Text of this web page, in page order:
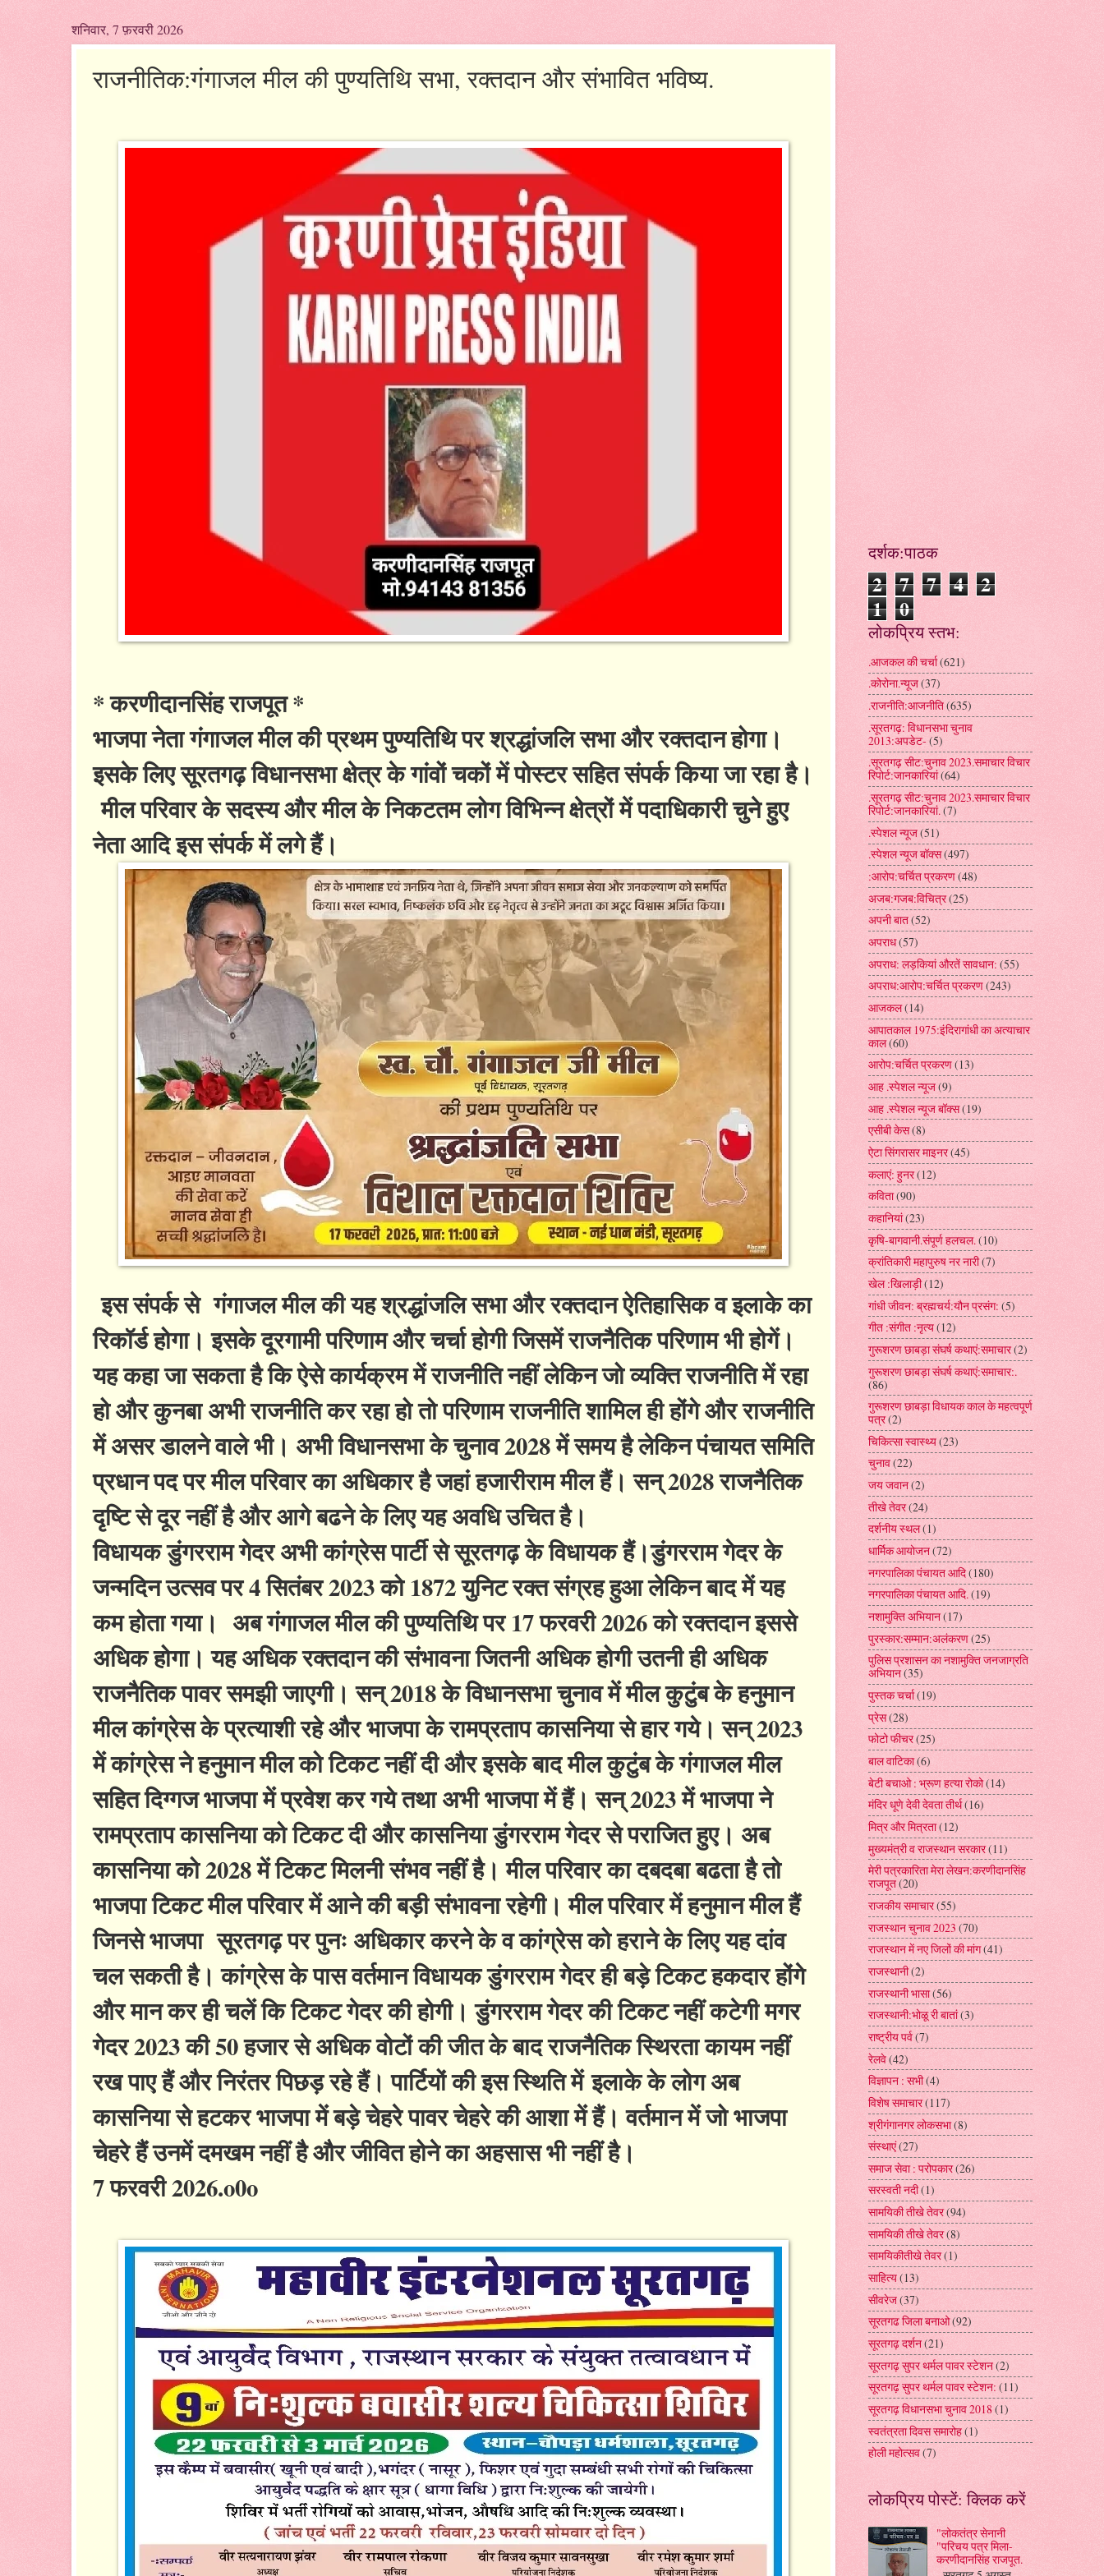
शनिवार, 7 फ़रवरी 2026
राजनीतिक:गंगाजल मील की पुण्यतिथि सभा, रक्तदान और संभावित भविष्य.
* करणीदानसिंह राजपूत *
भाजपा नेता गंगाजल मील की प्रथम पुण्यतिथि पर श्रद्धांजलि सभा और रक्तदान होगा।
इसके लिए सूरतगढ़ विधानसभा क्षेत्र के गांवों चकों में पोस्टर सहित संपर्क किया जा रहा है।
मील परिवार के सदस्य और मील के निकटतम लोग विभिन्न क्षेत्रों में पदाधिकारी चुने हुए
नेता आदि इस संपर्क में लगे हैं।
इस संपर्क से गंगाजल मील की यह श्रद्धांजलि सभा और रक्तदान ऐतिहासिक व इलाके का
रिकॉर्ड होगा। इसके दूरगामी परिणाम और चर्चा होगी जिसमें राजनैतिक परिणाम भी होगें।
यह कहा जा सकता है कि ऐसे कार्यक्रम में राजनीति नहीं लेकिन जो व्यक्ति राजनीति में रहा
हो और कुनबा अभी राजनीति कर रहा हो तो परिणाम राजनीति शामिल ही होंगे और राजनीति
में असर डालने वाले भी। अभी विधानसभा के चुनाव 2028 में समय है लेकिन पंचायत समिति
प्रधान पद पर मील परिवार का अधिकार है जहां हजारीराम मील हैं। सन् 2028 राजनैतिक
दृष्टि से दूर नहीं है और आगे बढने के लिए यह अवधि उचित है।
विधायक डुंगरराम गेदर अभी कांग्रेस पार्टी से सूरतगढ़ के विधायक हैं।डुंगरराम गेदर के
जन्मदिन उत्सव पर 4 सितंबर 2023 को 1872 युनिट रक्त संग्रह हुआ लेकिन बाद में यह
कम होता गया। अब गंगाजल मील की पुण्यतिथि पर 17 फरवरी 2026 को रक्तदान इससे
अधिक होगा। यह अधिक रक्तदान की संभावना जितनी अधिक होगी उतनी ही अधिक
राजनैतिक पावर समझी जाएगी। सन् 2018 के विधानसभा चुनाव में मील कुटुंब के हनुमान
मील कांग्रेस के प्रत्याशी रहे और भाजपा के रामप्रताप कासनिया से हार गये। सन् 2023
में कांग्रेस ने हनुमान मील को टिकट नहीं दी और इसके बाद मील कुटुंब के गंगाजल मील
सहित दिग्गज भाजपा में प्रवेश कर गये तथा अभी भाजपा में हैं। सन् 2023 में भाजपा ने
रामप्रताप कासनिया को टिकट दी और कासनिया डुंगरराम गेदर से पराजित हुए। अब
कासनिया को 2028 में टिकट मिलनी संभव नहीं है। मील परिवार का दबदबा बढता है तो
भाजपा टिकट मील परिवार में आने की बड़ी संभावना रहेगी। मील परिवार में हनुमान मील हैं
जिनसे भाजपा सूरतगढ़ पर पुनः अधिकार करने के व कांग्रेस को हराने के लिए यह दांव
चल सकती है। कांग्रेस के पास वर्तमान विधायक डुंगरराम गेदर ही बड़े टिकट हकदार होंगे
और मान कर ही चलें कि टिकट गेदर की होगी। डुंगरराम गेदर की टिकट नहीं कटेगी मगर
गेदर 2023 की 50 हजार से अधिक वोटों की जीत के बाद राजनैतिक स्थिरता कायम नहीं
रख पाए हैं और निरंतर पिछड़ रहे हैं। पार्टियों की इस स्थिति में इलाके के लोग अब
कासनिया से हटकर भाजपा में बड़े चेहरे पावर चेहरे की आशा में हैं। वर्तमान में जो भाजपा
चेहरे हैं उनमें दमखम नहीं है और जीवित होने का अहसास भी नहीं है।
7 फरवरी 2026.o0o
दर्शक:पाठक
2 7 7 4 2
1 0
लोकप्रिय स्तभ:
.आजकल की चर्चा(621)
.कोरोना.न्यूज(37)
.राजनीति:आजनीति(635)
.सूरतगढ़: विधानसभा चुनाव
2013:अपडेट- (5)
.सूरतगढ़ सीट:चुनाव 2023.समाचार विचार
रिपोर्ट:जानकारियां(64)
.सूरतगढ़ सीट:चुनाव 2023.समाचार विचार
रिपोर्ट:जानकारियां.(7)
.स्पेशल न्यूज(51)
.स्पेशल न्यूज बॉक्स(497)
:आरोप:चर्चित प्रकरण(48)
अजब:गजब:विचित्र(25)
अपनी बात(52)
अपराध(57)
अपराध: लड़कियां औरतें सावधान: (55)
अपराध:आरोप:चर्चित प्रकरण(243)
आजकल(14)
आपातकाल 1975:इंदिरागांधी का अत्याचार
काल(60)
आरोप:चर्चित प्रकरण(13)
आह .स्पेशल न्यूज(9)
आह .स्पेशल न्यूज बॉक्स(19)
एसीबी केस(8)
ऐटा सिंगरासर माइनर(45)
कलाएं: हुनर(12)
कविता(90)
कहानियां(23)
कृषि-बागवानी.संपूर्ण हलचल. (10)
क्रांतिकारी महापुरुष नर नारी(7)
खेल :खिलाड़ी(12)
गांधी जीवन: ब्रह्मचर्य:यौन प्रसंग: (5)
गीत :संगीत :नृत्य(12)
गुरूशरण छाबड़ा संघर्ष कथाएं:समाचार(2)
गुरूशरण छाबड़ा संघर्ष कथाएं:समाचार:.
(86)
गुरूशरण छाबड़ा विधायक काल के महत्वपूर्ण
पत्र(2)
चिकित्सा स्वास्थ्य(23)
चुनाव(22)
जय जवान(2)
तीखे तेवर(24)
दर्शनीय स्थल(1)
धार्मिक आयोजन(72)
नगरपालिका पंचायत आदि(180)
नगरपालिका पंचायत आदि.(19)
नशामुक्ति अभियान(17)
पुरस्कार:सम्मान:अलंकरण(25)
पुलिस प्रशासन का नशामुक्ति जनजाग्रति
अभियान(35)
पुस्तक चर्चा(19)
प्रेस(28)
फोटो फीचर(25)
बाल वाटिका(6)
बेटी बचाओ : भ्रूण हत्या रोको(14)
मंदिर धूणे देवी देवता तीर्थ(16)
मित्र और मित्रता(12)
मुख्यमंत्री व राजस्थान सरकार(11)
मेरी पत्रकारिता मेरा लेखन:करणीदानसिंह
राजपूत(20)
राजकीय समाचार(55)
राजस्थान चुनाव 2023 (70)
राजस्थान में नए जिलों की मांग(41)
राजस्थानी(2)
राजस्थानी भासा(56)
राजस्थानी:भोळू री बातां(3)
राष्ट्रीय पर्व(7)
रेलवे(42)
विज्ञापन : सभी(4)
विशेष समाचार(117)
श्रीगंगानगर लोकसभा(8)
संस्थाएं(27)
समाज सेवा : परोपकार(26)
सरस्वती नदी(1)
सामयिकी तीखे तेवर(94)
सामयिकी तीखे तेवर(8)
सामयिकीतीखे तेवर(1)
साहित्य(13)
सीवरेज(37)
सूरतगढ जिला बनाओ(92)
सूरतगढ़ दर्शन(21)
सूरतगढ़ सुपर थर्मल पावर स्टेशन(2)
सूरतगढ़ सुपर थर्मल पावर स्टेशन: (11)
सूरतगढ़ विधानसभा चुनाव 2018(1)
स्वतंत्रता दिवस समारोह(1)
होली महोत्सव(7)
लोकप्रिय पोस्टें: क्लिक करें
"लोकतंत्र सेनानी
"परिचय पत्र मिला-
करणीदानसिंह राजपूत.